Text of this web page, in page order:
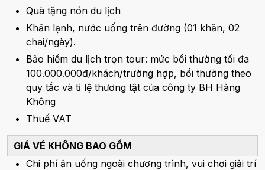
Quà tặng nón du lịch
Khăn lạnh, nước uống trên đường (01 khăn, 02
chai/ngày).
Bảo hiểm du lịch trọn tour: mức bồi thường tối đa
100.000.000đ/khách/trường hợp, bồi thường theo
quy tắc và tỉ lệ thương tật của công ty BH Hàng
Không
Thuế VAT
GIÁ VÉ KHÔNG BAO GỒM
Chi phí ăn uống ngoài chương trình, vui chơi giải trí